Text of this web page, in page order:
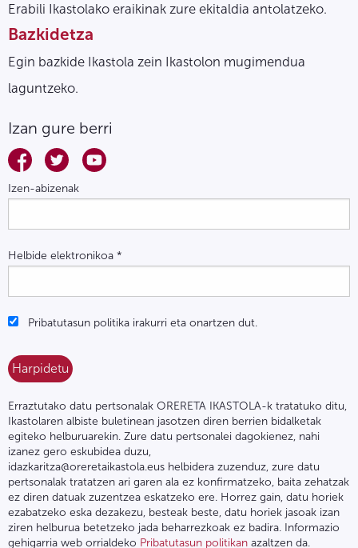
Erabili Ikastolako eraikinak zure ekitaldia antolatzeko.
Bazkidetza
Egin bazkide Ikastola zein Ikastolon mugimendua
laguntzeko.
Izan gure berri
Izen-abizenak
Helbide elektronikoa *
Pribatutasun politika irakurri eta onartzen dut.
Erraztutako datu pertsonalak ORERETA IKASTOLA-k tratatuko ditu,
Ikastolaren albiste buletinean jasotzen diren berrien bidalketak
egiteko helburuarekin. Zure datu pertsonalei dagokienez, nahi
izanez gero eskubidea duzu,
idazkaritza@oreretaikastola.eus helbidera zuzenduz, zure datu
pertsonalak tratatzen ari garen ala ez konfirmatzeko, baita zehatzak
ez diren datuak zuzentzea eskatzeko ere. Horrez gain, datu horiek
ezabatzeko eska dezakezu, besteak beste, datu horiek jasoak izan
ziren helburua betetzeko jada beharrezkoak ez badira. Informazio
gehigarria web orrialdeko Pribatutasun politikan azaltzen da.